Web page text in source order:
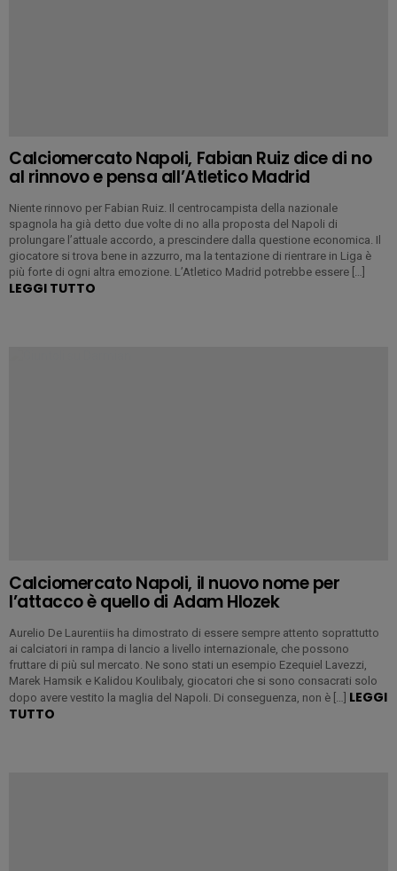
Calciomercato Napoli, Fabian Ruiz dice di no
al rinnovo e pensa all’Atletico Madrid
Niente rinnovo per Fabian Ruiz. Il centrocampista della nazionale
spagnola ha già detto due volte di no alla proposta del Napoli di
prolungare l’attuale accordo, a prescindere dalla questione economica. Il
giocatore si trova bene in azzurro, ma la tentazione di rientrare in Liga è
più forte di ogni altra emozione. L’Atletico Madrid potrebbe essere […]
LEGGI TUTTO
Calciomercato Napoli, il nuovo nome per
l’attacco è quello di Adam Hlozek
Aurelio De Laurentiis ha dimostrato di essere sempre attento soprattutto
ai calciatori in rampa di lancio a livello internazionale, che possono
fruttare di più sul mercato. Ne sono stati un esempio Ezequiel Lavezzi,
Marek Hamsik e Kalidou Koulibaly, giocatori che si sono consacrati solo
dopo avere vestito la maglia del Napoli. Di conseguenza, non è […] LEGGI
TUTTO